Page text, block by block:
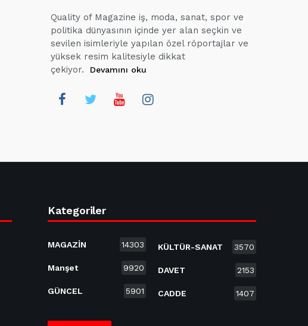
Quality of Magazine iş, moda, sanat, spor ve
politika dünyasının içinde yer alan seçkin ve
sevilen isimleriyle yapılan özel röportajlar ve
yüksek resim kalitesiyle dikkat
çekiyor.
Devamını oku
Kategoriler
MAGAZİN 14303
Manşet 9920
GÜNCEL 5901
KÜLTÜR-SANAT 3570
DAVET 2153
CADDE 1407